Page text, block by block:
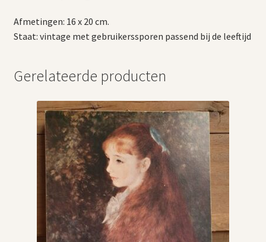
Afmetingen: 16 x 20 cm.
Staat: vintage met gebruikerssporen passend bij de leeftijd
Gerelateerde producten